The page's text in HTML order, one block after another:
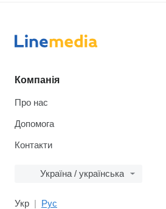
Компанія
Про нас
Допомога
Контакти
Україна / українська
Укр Рус